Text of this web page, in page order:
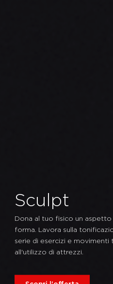
Sculpt
Dona al tuo fisico un
forma. Lavora sulla
serie di esercizi e
all'utilizzo di attrezzi.